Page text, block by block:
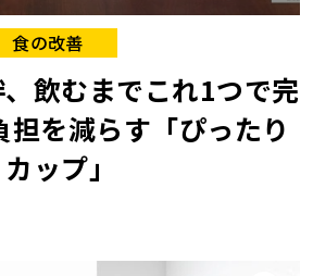
食の改善
飲むまでこれ1つで完
を減らす「ぴったり
ップ」